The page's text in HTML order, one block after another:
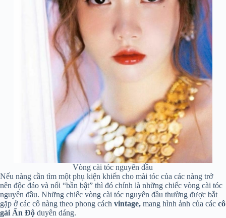
Vòng cài tóc nguyên đầu
Nếu nàng cần tìm một phụ kiện khiến cho mài tóc của các nàng trở
nên độc đáo và nổi “bần bật” thì đó chính là những chiếc vòng cài tóc
nguyên đầu. Những chiếc vòng cài tóc nguyên đầu thường được bắt
gặp ở các cô nàng theo phong cách vintage, mang hình ảnh của các cô
gái Ấn Độ duyên dáng.